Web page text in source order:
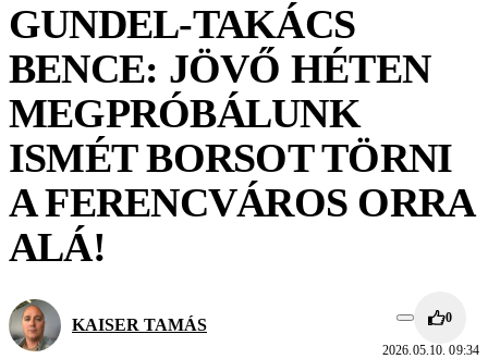
GUNDEL-TAKÁCS
BENCE: JÖVŐ HÉTEN
MEGPRÓBÁLUNK
ISMÉT BORSOT TÖRNI
A FERENCVÁROS ORRA
ALÁ!
KAISER TAMÁS 0
2026.05.10. 09:34